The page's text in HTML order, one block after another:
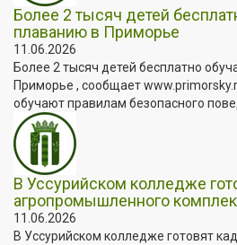
Более 2 тысяч детей
плаванию в Приморье
11.06.2026
Более 2 тысяч детей бесплатно
Приморье , сообщает
обучают правилам безопасного
В Уссурийском колледже
агропромышленного
11.06.2026
В Уссурийском колледже готовят